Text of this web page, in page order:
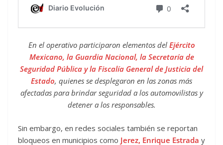
En el operativo participaron elementos del Ejército
Mexicano, la Guardia Nacional, la Secretaría de
Seguridad Pública y la Fiscalía General de Justicia del
Estado, quienes se desplegaron en las zonas más
afectadas para brindar seguridad a los automovilistas y
detener a los responsables.
Sin embargo, en redes sociales también se reportan
bloqueos en municipios como Jerez, Enrique Estrada y